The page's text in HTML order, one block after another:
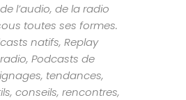
l’audio, de la radio
toutes ses formes.
natifs, Replay
Podcasts de
tendances,
conseils, rencontres,